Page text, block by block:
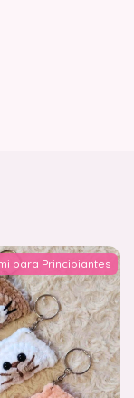
para Principiantes